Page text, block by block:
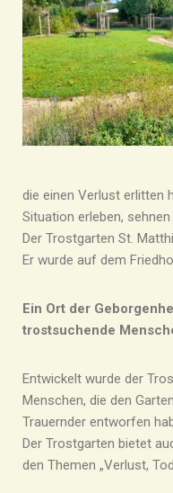
die einen Verlust erlitten
Situation erleben,
Der Trostgarten St.
Er wurde auf dem
Ein Ort der
trostsuchende
Entwickelt wurde der
Menschen, die den
Trauernder entworfen
Der Trostgarten bietet
den Themen „Verlust,